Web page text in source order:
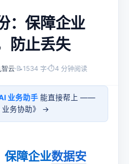
：保障企业
防止丢失
智云 📝1534 字 ⏱4 分钟阅读
业务助手 能直接帮上 ——
业务协助》 →
保障企业数据安